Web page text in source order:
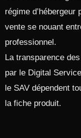
régime
vente se nouant
professionnel.
La transparence
par le Digital
le SAV dépendent
la fiche produit.